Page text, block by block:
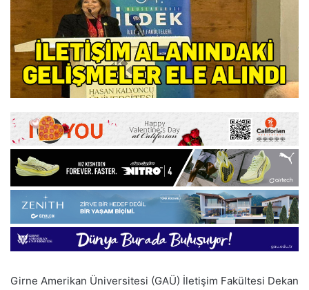
Girne Amerikan Üniversitesi (GAÜ) İletişim Fakültesi Dekan